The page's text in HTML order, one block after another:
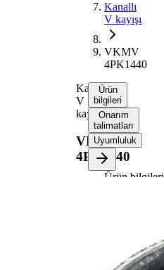
Kanallı
V kayışı
VKMV
4PK1440
Kanallı
V
kayışı
VKMV
4PK1440
Ürün
bilgileri
Onarım
talimatları
Uyumluluk
Ürün bilgileri
mm
siyah